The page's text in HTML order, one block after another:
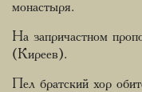
монастыря.
На запричастном
(Киреев).
Пел братский хор